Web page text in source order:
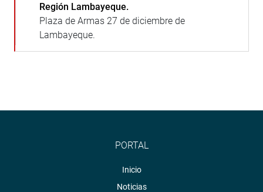
Región Lambayeque.
Plaza de Armas 27 de diciembre de
Lambayeque.
PORTAL
Inicio
Noticias